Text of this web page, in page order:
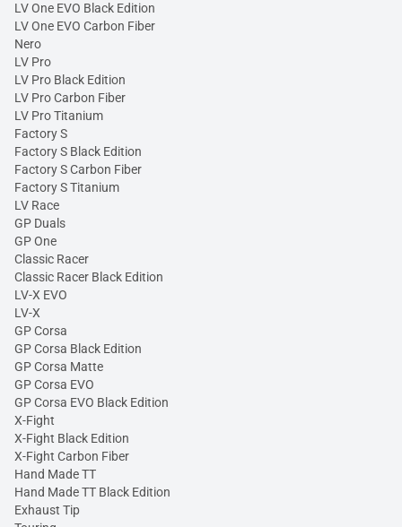
LV One EVO Black Edition
LV One EVO Carbon Fiber
Nero
LV Pro
LV Pro Black Edition
LV Pro Carbon Fiber
LV Pro Titanium
Factory S
Factory S Black Edition
Factory S Carbon Fiber
Factory S Titanium
LV Race
GP Duals
GP One
Classic Racer
Classic Racer Black Edition
LV-X EVO
LV-X
GP Corsa
GP Corsa Black Edition
GP Corsa Matte
GP Corsa EVO
GP Corsa EVO Black Edition
X-Fight
X-Fight Black Edition
X-Fight Carbon Fiber
Hand Made TT
Hand Made TT Black Edition
Exhaust Tip